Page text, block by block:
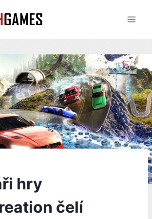
hry
čelí